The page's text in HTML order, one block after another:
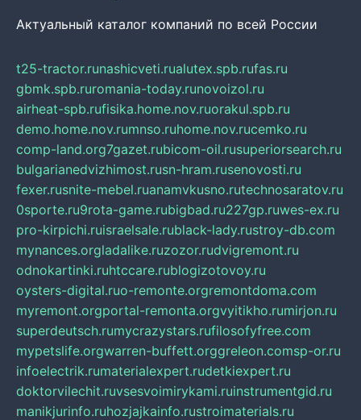
Актуальный каталог компаний по всей России
t25-tractor.runashicveti.rualutex.spb.rufas.ru
gbmk.spb.ruromania-today.runovoizol.ru
airheat-spb.rufisika.home.nov.ruorakul.spb.ru
demo.home.nov.rumnso.ruhome.nov.rucemko.ru
comp-land.org7gazet.rubicom-oil.rusuperiorsearch.ru
bulgarianedvizhimost.rusn-hram.rusenovosti.ru
fexer.rusnite-mebel.ruanamvkusno.rutechnosaratov.ru
0sporte.ru9rota-game.rubigbad.ru227gp.ruwes-ex.ru
pro-kirpichi.ruisraelsale.rublack-lady.rustroy-db.com
mynances.orgladalike.ruzozor.rudvigremont.ru
odnokartinki.ruhtccare.rublogizotovoy.ru
oysters-digital.ruo-remonte.orgremontdoma.com
myremont.orgportal-remonta.orgvyitikho.rumirjon.ru
superdeutsch.rumycrazystars.rufilosofyfree.com
mypetslife.orgwarren-buffett.orggreleon.comsp-or.ru
infoelectrik.rumaterialexpert.rudetkiexpert.ru
doktorvilechit.ruvsesvoimirykami.ruinstrumentgid.ru
manikjurinfo.ruhozjajkainfo.rustroimaterials.ru